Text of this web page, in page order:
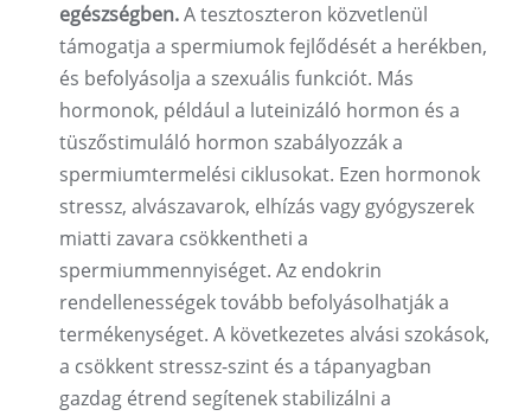
egészségben.A tesztoszteron közvetlenül
támogatja a spermiumok fejlődését a herékben,
és befolyásolja a szexuális funkciót. Más
hormonok, például a luteinizáló hormon és a
tüszőstimuláló hormon szabályozzák a
spermiumtermelési ciklusokat. Ezen hormonok
stressz, alvászavarok, elhízás vagy gyógyszerek
miatti zavara csökkentheti a
spermiummennyiséget. Az endokrin
rendellenességek tovább befolyásolhatják a
termékenységet. A következetes alvási szokások,
a csökkent stressz-szint és a tápanyagban
gazdag étrend segítenek stabilizálni a